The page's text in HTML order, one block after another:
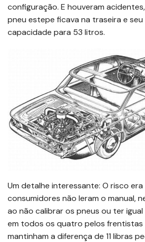
configuração. E houveram
pneu estepe ficava na traseira e
capacidade para 53 litros.
Um detalhe interessante: O risco
consumidores não leram o manual,
ao não calibrar os pneus ou ter
em todos os quatro pelos
mantinham a diferença de 11 libras